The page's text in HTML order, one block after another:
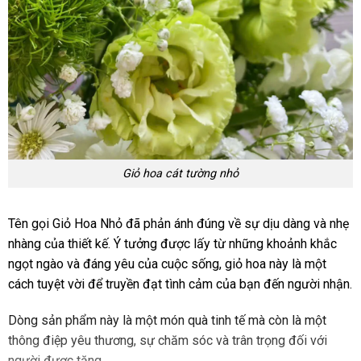
Giỏ hoa cát tường nhỏ
Tên gọi Giỏ Hoa Nhỏ đã phản ánh đúng về sự dịu dàng và nhẹ
nhàng của thiết kế. Ý tưởng được lấy từ những khoảnh khắc
ngọt ngào và đáng yêu của cuộc sống, giỏ hoa này là một
cách tuyệt vời để truyền đạt tình cảm của bạn đến người nhận.
Dòng sản phẩm này là một món quà tinh tế mà còn là một
thông điệp yêu thương, sự chăm sóc và trân trọng đối với